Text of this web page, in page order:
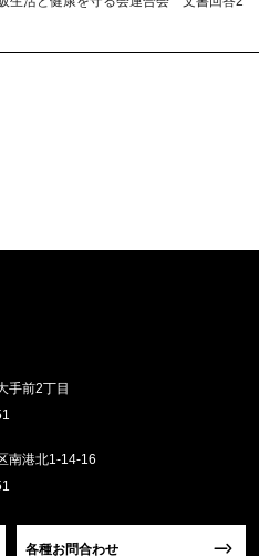
手前2丁目
南港北1-14-16
各種お問合わせ